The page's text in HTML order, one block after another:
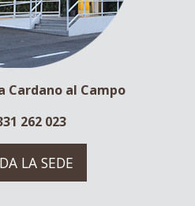
Cardano al Campo
262 023
LA SEDE